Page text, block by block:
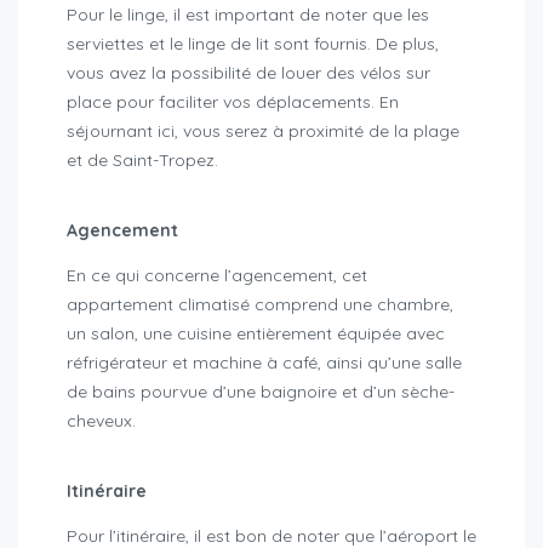
Pour le linge, il est important de noter que les
serviettes et le linge de lit sont fournis. De plus,
vous avez la possibilité de louer des vélos sur
place pour faciliter vos déplacements. En
séjournant ici, vous serez à proximité de la plage
et de Saint-Tropez.
Agencement
En ce qui concerne l’agencement, cet
appartement climatisé comprend une chambre,
un salon, une cuisine entièrement équipée avec
réfrigérateur et machine à café, ainsi qu’une salle
de bains pourvue d’une baignoire et d’un sèche-
cheveux.
Itinéraire
Pour l’itinéraire, il est bon de noter que l’aéroport le